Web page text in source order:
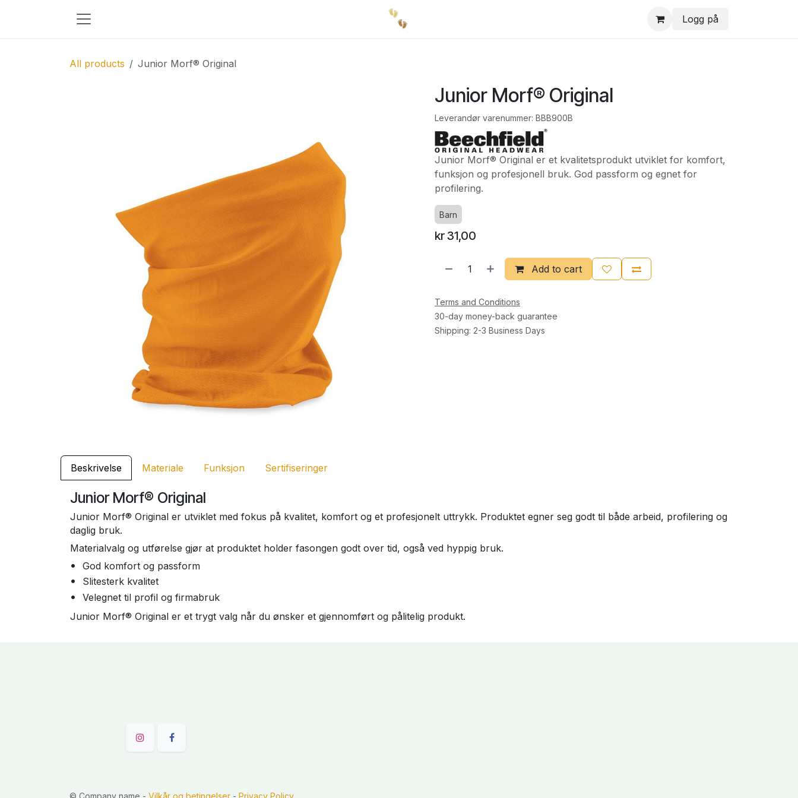
Logg på
All products Junior Morf® Original
Junior Morf® Original
Leverandør varenummer: BBB900B
Junior Morf® Original er et kvalitetsprodukt utviklet for komfort,
funksjon og profesjonell bruk. God passform og egnet for
profilering.
Barn
kr31,00
Add to cart
Terms and Conditions
30-day money-back guarantee
Shipping: 2-3 Business Days
Beskrivelse Materiale Funksjon Sertifiseringer
Junior Morf® Original
Junior Morf® Original er utviklet med fokus på kvalitet, komfort og et profesjonelt uttrykk. Produktet egner seg godt til både arbeid, profilering og
daglig bruk.
Materialvalg og utførelse gjør at produktet holder fasongen godt over tid, også ved hyppig bruk.
God komfort og passform
Slitesterk kvalitet
Velegnet til profil og firmabruk
Junior Morf® Original er et trygt valg når du ønsker et gjennomført og pålitelig produkt.
© Company name - Vilkår og betingelser - Privacy Policy